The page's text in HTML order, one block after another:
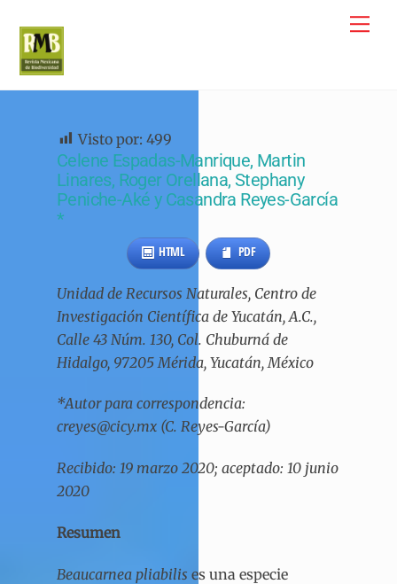
content
Visto por: 499
Celene Espadas-Manrique, Martin
Linares, Roger Orellana, Stephany
Peniche-Aké y Casandra Reyes-García
*
HTML PDF
Unidad de Recursos Naturales, Centro de
Investigación Científica de Yucatán, A.C.,
Calle 43 Núm. 130, Col. Chuburná de
Hidalgo, 97205 Mérida, Yucatán, México
*Autor para correspondencia:
creyes@cicy.mx (C. Reyes-García)
Recibido: 19 marzo 2020; aceptado: 10 junio
2020
Resumen
Beaucarnea pliabilis es una especie